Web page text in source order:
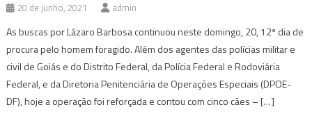
20 de junho, 2021 admin
As buscas por Lázaro Barbosa continuou neste domingo, 20, 12º dia de
procura pelo homem foragido. Além dos agentes das polícias militar e
civil de Goiás e do Distrito Federal, da Polícia Federal e Rodoviária
Federal, e da Diretoria Penitenciária de Operações Especiais (DPOE-
DF), hoje a operação foi reforçada e contou com cinco cães – […]